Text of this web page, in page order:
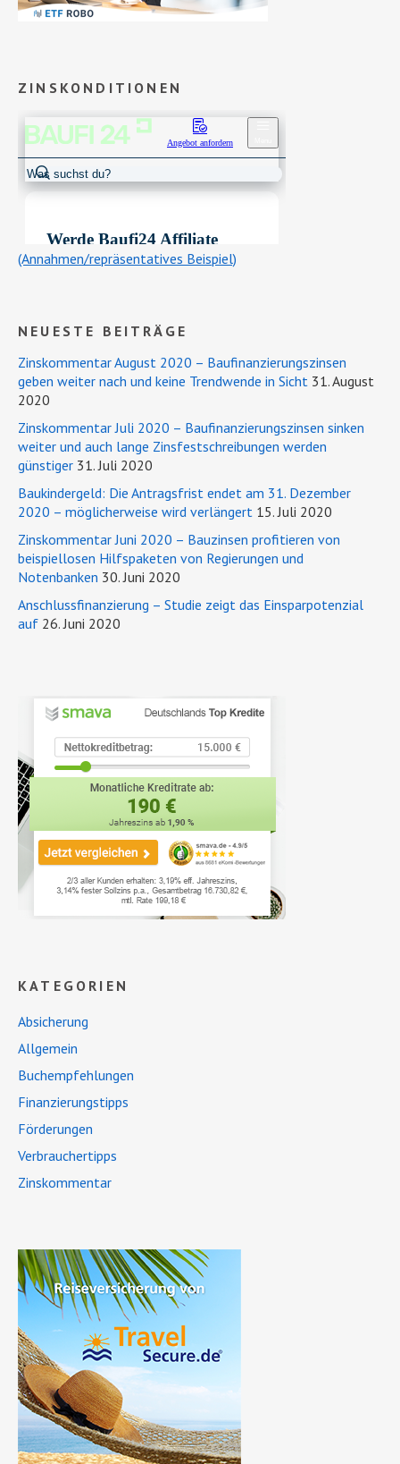
ZINSKONDITIONEN
(Annahmen/repräsentatives Beispiel)
NEUESTE BEITRÄGE
Zinskommentar August 2020 – Baufinanzierungszinsen
geben weiter nach und keine Trendwende in Sicht 31. August
2020
Zinskommentar Juli 2020 – Baufinanzierungszinsen sinken
weiter und auch lange Zinsfestschreibungen werden
günstiger 31. Juli 2020
Baukindergeld: Die Antragsfrist endet am 31. Dezember
2020 – möglicherweise wird verlängert 15. Juli 2020
Zinskommentar Juni 2020 – Bauzinsen profitieren von
beispiellosen Hilfspaketen von Regierungen und
Notenbanken 30. Juni 2020
Anschlussfinanzierung – Studie zeigt das Einsparpotenzial
auf 26. Juni 2020
KATEGORIEN
Absicherung
Allgemein
Buchempfehlungen
Finanzierungstipps
Förderungen
Verbrauchertipps
Zinskommentar